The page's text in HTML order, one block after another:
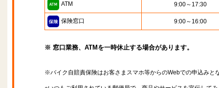
ATM 9:00～17:30
保険窓口 9:00～16:00
※ 窓口業務、ATMを一時休止する場合があります。
※バイク自賠責保険はお客さまスマホ等からのWebでの申込みと